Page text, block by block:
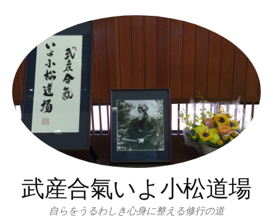
ツ
へ
ス
キ
武産合氣いよ小松道場
自らをうるわしき心身に整える修行の道